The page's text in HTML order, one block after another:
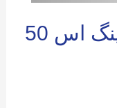
باتری دانگ فنگ فورتینگ اس 50